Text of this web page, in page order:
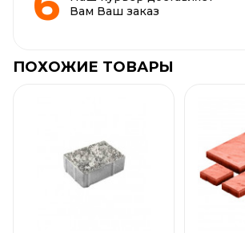
Вам Ваш заказ
ПОХОЖИЕ ТОВАРЫ